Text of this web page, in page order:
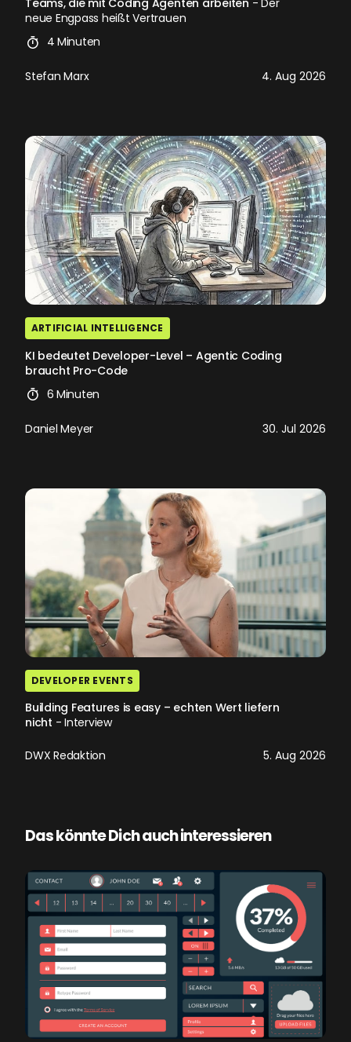
Teams, die mit Coding Agenten arbeiten - Der
neue Engpass heißt Vertrauen
4 Minuten
Stefan Marx 4. Aug 2026
ARTIFICIAL INTELLIGENCE
KI bedeutet Developer-Level – Agentic Coding
braucht Pro-Code
6 Minuten
Daniel Meyer 30. Jul 2026
DEVELOPER EVENTS
Building Features is easy – echten Wert liefern
nicht - Interview
DWX Redaktion 5. Aug 2026
Das könnte Dich auch interessieren